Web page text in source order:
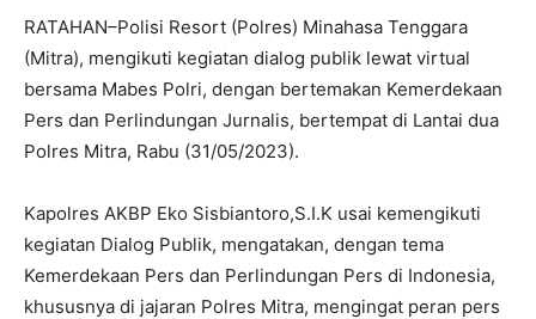
RATAHAN–Polisi Resort (Polres) Minahasa Tenggara
(Mitra), mengikuti kegiatan dialog publik lewat virtual
bersama Mabes Polri, dengan bertemakan Kemerdekaan
Pers dan Perlindungan Jurnalis, bertempat di Lantai dua
Polres Mitra, Rabu (31/05/2023).
Kapolres AKBP Eko Sisbiantoro,S.I.K usai kemengikuti
kegiatan Dialog Publik, mengatakan, dengan tema
Kemerdekaan Pers dan Perlindungan Pers di Indonesia,
khususnya di jajaran Polres Mitra, mengingat peran pers